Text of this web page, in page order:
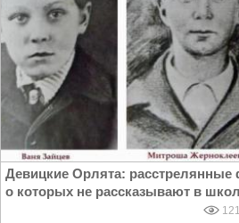
Девицкие Орлята: расстрелянные
о которых не рассказывают в